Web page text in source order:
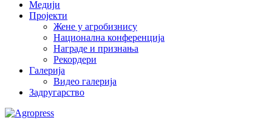
Медији
Пројекти
Жене у агробизнису
Национална конференција
Награде и признања
Рекордери
Галерија
Видео галерија
Задругарство